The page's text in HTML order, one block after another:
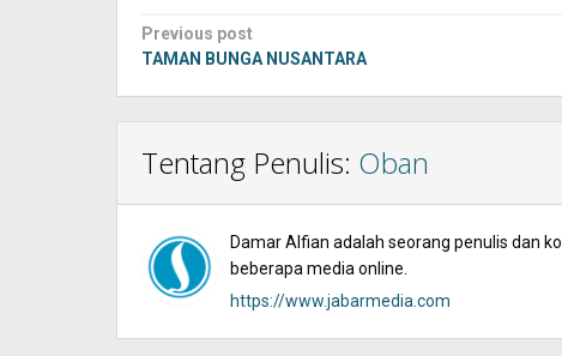
Post
navigation
Previous post
TAMAN BUNGA NUSANTARA
Tentang Penulis: Oban
Damar Alfian adalah seorang penulis dan
beberapa media online.
https://www.jabarmedia.com